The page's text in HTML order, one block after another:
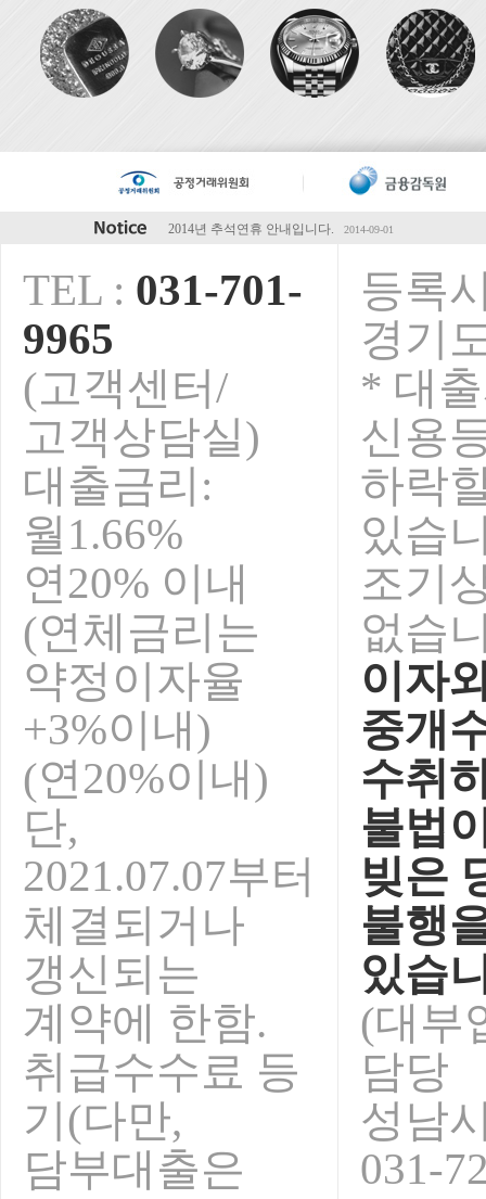
2015-02-23
2014년 추석연휴 안내입니다. 2014-09-01
2014년 하계휴가 안내입니다. 2014-07-28
청마해 설연휴 안내입니다. 2014-01-15
2013년 추석연휴 휴무안내입니다. 2013-09-01
오렌지전당포 전국가맹점 영업안내 2013-08-09
TEL : 031-701-
9965
(고객센터/
고객상담실)
대출금리:
월1.66%
연20% 이내
(연체금리는
약정이자율
+3%이내)
(연20%이내)
단,
2021.07.07부터
체결되거나
갱신되는
계약에 한함.
취급수수료 등
기(다만,
담부대출은
등록
경기
* 대
신용
하락
있습
조기
없습
이자
중개
수취
불법
빚은
불행
있습
(대부
담당
성남
031-